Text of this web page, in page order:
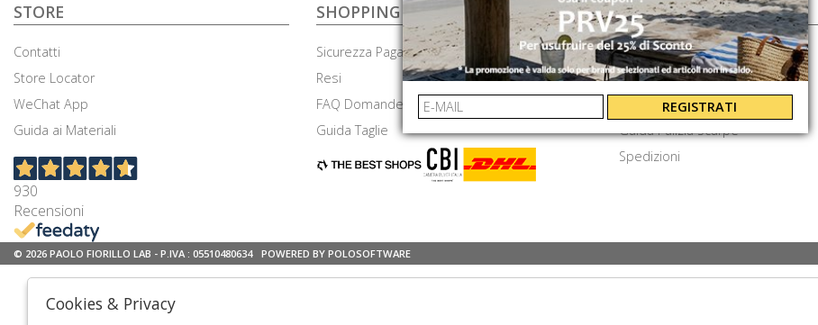
STORE
Contatti
Store Locator
WeChat App
Guida ai Materiali
930
Recensioni
SHOPPING
Sicurezza Pagamenti
Resi
FAQ Domande Frequenti
Guida Taglie
EXTRA
Cookie e privacy
Termini e Condizioni
Lavora Con Noi
Guida Pulizia Scarpe
Spedizioni
© 2026 PAOLO FIORILLO LAB - P.IVA : 05510480634 POWERED BY POLOSOFTWARE
REGISTRATI
Cookies & Privacy